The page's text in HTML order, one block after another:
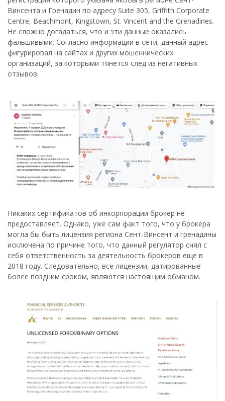
Винсента и Гренадин по адресу Suite 305, Griffith Corporate
Centre, Beachmont, Kingstown, St. Vincent and the Grenadines.
Не сложно догадаться, что и эти данные оказались
фальшивыми. Согласно информации в сети, данный адрес
фигурировал на сайтах и других мошеннических
организаций, за которыми тянется след из негативных
отзывов.
Никаких сертификатов об инкорпорации брокер не
предоставляет. Однако, уже сам факт того, что у брокера
могла бы быть лицензия региона Сент-Винсент и гренадины
исключена по причине того, что данный регулятор снял с
себя ответственность за деятельность брокеров еще в
2018 году. Следовательно, все лицензии, датированные
более поздним сроком, являются настоящим обманом.